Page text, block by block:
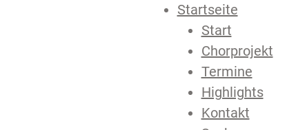
Startseite
Start
Chorprojekt
Termine
Highlights
Kontakt